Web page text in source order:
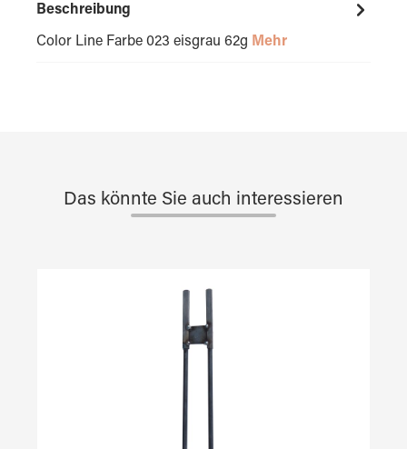
Beschreibung
Color Line Farbe 023 eisgrau 62g Mehr
Das könnte Sie auch interessieren